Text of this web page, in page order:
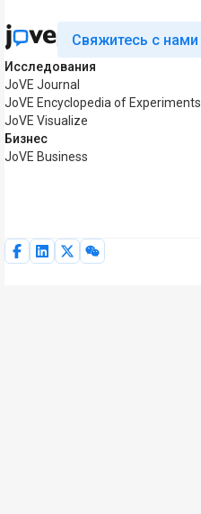
Свяжитесь с нами
Исследования
JoVE Journal
JoVE Encyclopedia of Experiments
JoVE Visualize
Бизнес
JoVE Business